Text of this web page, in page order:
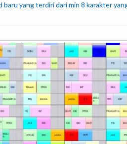
baru yang terdiri dari min 8 karakter